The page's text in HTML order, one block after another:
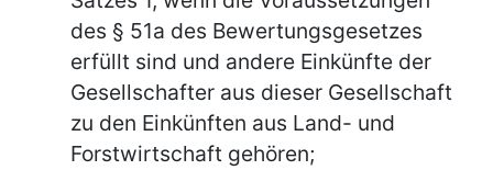
des § 51a des Bewertungsgesetzes
erfüllt sind und andere Einkünfte der
Gesellschafter aus dieser Gesellschaft
zu den Einkünften aus Land- und
Forstwirtschaft gehören;